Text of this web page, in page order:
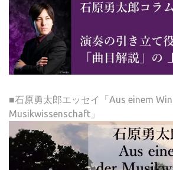
■石原勇太郎エッセイ「Aus einem
Musikwissenschaft」